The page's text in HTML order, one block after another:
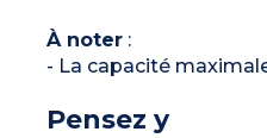
À noter:
- La capacité
Pensez y